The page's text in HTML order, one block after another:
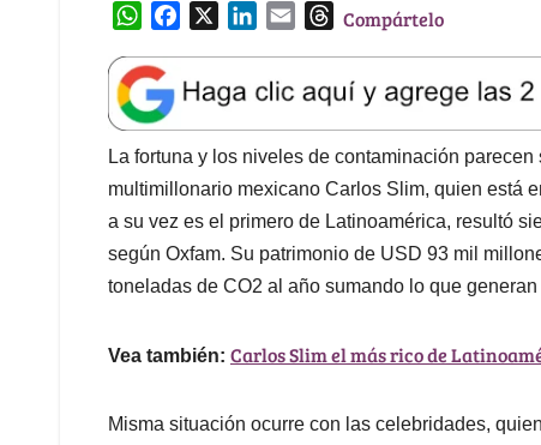
W
a
t
s
A
p
p
e
b
o
o
k
k
e
d
I
n
l
T
e
a
d
s
Compártelo
La fortuna y los niveles de contaminación
multimillonario mexicano Carlos Slim, quien está
a su vez es el primero de Latinoamérica, resultó
según Oxfam. Su patrimonio de USD 93 mil
toneladas de CO2 al año sumando lo que
Vea también: Carlos Slim el más rico de
Misma situación ocurre con las celebridades,